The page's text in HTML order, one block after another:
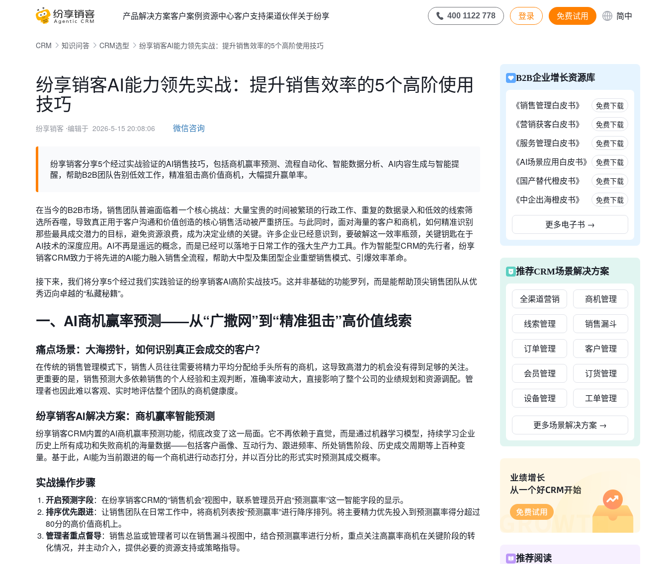
产品解决方案客户案例资源中心客户支持渠道伙伴关于纷享 400 1122 778 登录 免费试用 简中
CRM 知识问答 CRM选型 纷享销客AI能力领先实战：提升销售效率的5个高阶使用技巧
纷享销客AI能力领先实战：提升销售效率的5个高阶使用
技巧
纷享销客 ⋅编辑于 2026-5-15 20:08:06 微信咨询
纷享销客分享5个经过实战验证的AI销售技巧，包括商机赢率预测、流程自动化、智能数据分析、AI内容生成与智能提
醒，帮助B2B团队告别低效工作，精准狙击高价值商机，大幅提升赢单率。
在当今的B2B市场，销售团队普遍面临着一个核心挑战：大量宝贵的时间被繁琐的行政工作、重复的数据录入和低效的线索筛
选所吞噬，导致真正用于客户沟通和价值创造的核心销售活动被严重挤压。与此同时，面对海量的客户和商机，如何精准识别
那些最具成交潜力的目标，避免资源浪费，成为决定业绩的关键。许多企业已经意识到，要破解这一效率瓶颈，关键钥匙在于
AI技术的深度应用。AI不再是遥远的概念，而是已经可以落地于日常工作的强大生产力工具。作为智能型CRM的先行者，纷享
销客CRM致力于将先进的AI能力融入销售全流程，帮助大中型及集团型企业重塑销售模式、引爆效率革命。
接下来，我们将分享5个经过我们实践验证的纷享销客AI高阶实战技巧。这并非基础的功能罗列，而是能帮助顶尖销售团队从优
秀迈向卓越的“私藏秘籍”。
一、AI商机赢率预测——从“广撒网”到“精准狙击”高价值线索
痛点场景：大海捞针，如何识别真正会成交的客户？
在传统的销售管理模式下，销售人员往往需要将精力平均分配给手头所有的商机，这导致高潜力的机会没有得到足够的关注。
更重要的是，销售预测大多依赖销售的个人经验和主观判断，准确率波动大，直接影响了整个公司的业绩规划和资源调配。管
理者也因此难以客观、实时地评估整个团队的商机健康度。
纷享销客AI解决方案：商机赢率智能预测
纷享销客CRM内置的AI商机赢率预测功能，彻底改变了这一局面。它不再依赖于直觉，而是通过机器学习模型，持续学习企业
历史上所有成功和失败商机的海量数据——包括客户画像、互动行为、跟进频率、所处销售阶段、历史成交周期等上百种变
量。基于此，AI能为当前跟进的每一个商机进行动态打分，并以百分比的形式实时预测其成交概率。
实战操作步骤
开启预测字段：在纷享销客CRM的“销售机会”视图中，联系管理员开启“预测赢率”这一智能字段的显示。
排序优先跟进：让销售团队在日常工作中，将商机列表按“预测赢率”进行降序排列。将主要精力优先投入到预测赢率得分超过
80分的高价值商机上。
管理者重点督导：销售总监或管理者可以在销售漏斗视图中，结合预测赢率进行分析，重点关注高赢率商机在关键阶段的转
化情况，并主动介入，提供必要的资源支持或策略指导。
B2B企业增长资源库
《销售管理白皮书》 免费下载
《营销获客白皮书》 免费下载
《服务管理白皮书》 免费下载
《AI场景应用白皮书》 免费下载
《国产替代橙皮书》 免费下载
《中企出海橙皮书》 免费下载
更多电子书 →
推荐CRM场景解决方案
全渠道营销 商机管理
线索管理 销售漏斗
订单管理 客户管理
会员管理 订货管理
设备管理 工单管理
更多场景解决方案 →
推荐阅读